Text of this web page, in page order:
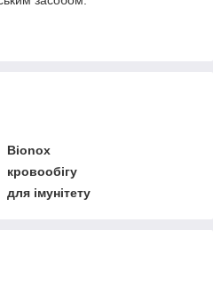
Bionox
кровообігу
для імунітету